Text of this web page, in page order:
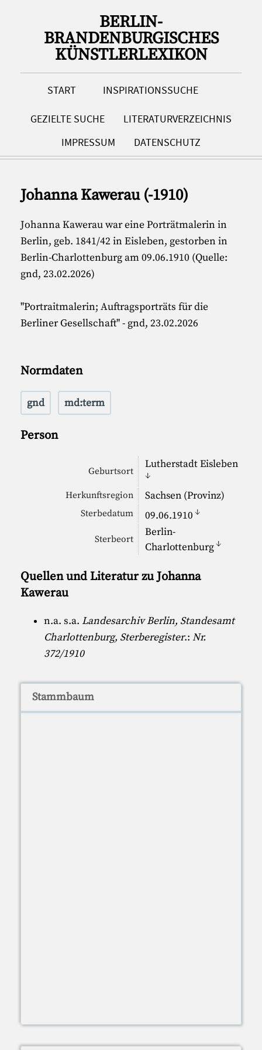
BERLIN-
BRANDENBURGISCHES
KÜNSTLERLEXIKON
START INSPIRATIONSSUCHE
GEZIELTE SUCHE
LITERATURVERZEICHNIS
IMPRESSUM
DATENSCHUTZ
Johanna Kawerau (-1910)
Johanna Kawerau war eine Porträtmalerin in
Berlin, geb. 1841/42 in Eisleben, gestorben in
Berlin-Charlottenburg am 09.06.1910 (Quelle:
gnd, 23.02.2026)
"Portraitmalerin; Auftragsporträts für die
Berliner Gesellschaft" - gnd, 23.02.2026
Normdaten
gnd md:term
Person
Geburtsort
Lutherstadt Eisleben
↓
Herkunftsregion Sachsen (Provinz)
Sterbedatum 09.06.1910 ↓
Sterbeort
Berlin-
Charlottenburg↓
Quellen und Literatur zu Johanna
Kawerau
n.a. s.a. Landesarchiv Berlin, Standesamt
Charlottenburg, Sterberegister.:Nr.
372/1910
Stammbaum